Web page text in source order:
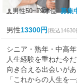
男性50~79才位募集
男性13300円(税込14630
シニア・熟年・中高
人生経験を重ねた今
向き合える出会いがあ
「これからの人生を